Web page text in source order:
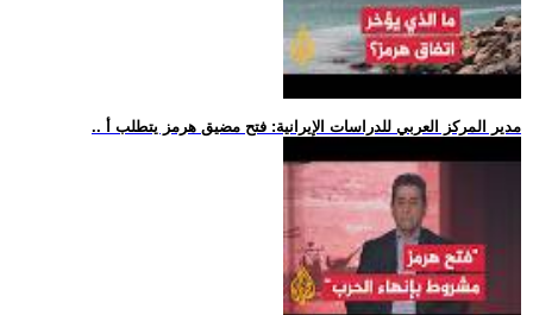
.. مدير المركز العربي للدراسات الإيرانية: فتح مضيق هرمز يتطلب أ